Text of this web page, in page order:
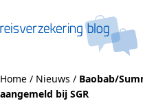
Home / Nieuws / Baobab/
aangemeld bij SGR